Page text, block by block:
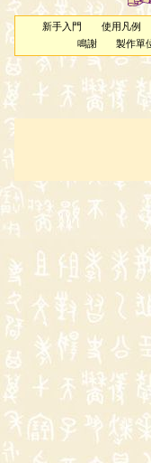
新手入門 使用凡例
鳴謝
製作單